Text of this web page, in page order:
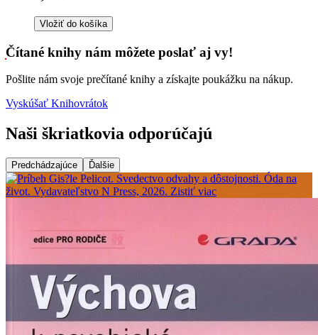
Vložiť do košíka
Čítané knihy nám môžete poslať aj vy!
Pošlite nám svoje prečítané knihy a získajte poukážku na nákup.
Vyskúšať Knihovrátok
Naši škriatkovia odporúčajú
Predchádzajúce Ďalšie